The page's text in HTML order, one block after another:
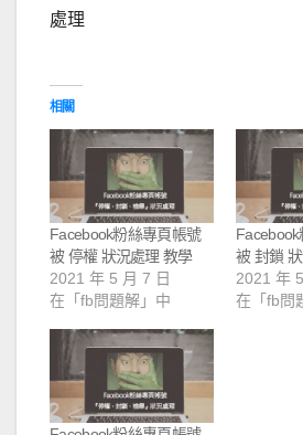
處理
相關
Facebook粉絲專頁帳號
被 停權 狀況處理 教學
2021 年 5 月 7 日
在「fb問題解」中
被 封鎖
2021 年
在「fb問